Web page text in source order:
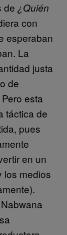
de ¿Quién
con
esperaban
La
justa
de
Pero esta
táctica de
pues
en un
los medios